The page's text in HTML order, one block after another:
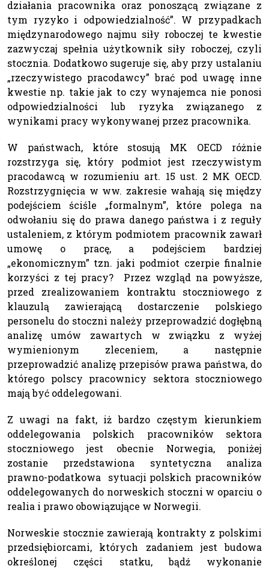
działania pracownika oraz ponoszącą związane z
tym ryzyko i odpowiedzialność”. W przypadkach
międzynarodowego najmu siły roboczej te kwestie
zazwyczaj spełnia użytkownik siły roboczej, czyli
stocznia. Dodatkowo sugeruje się, aby przy ustalaniu
„rzeczywistego pracodawcy” brać pod uwagę inne
kwestie np. takie jak to czy wynajemca nie ponosi
odpowiedzialności lub ryzyka związanego z
wynikami pracy wykonywanej przez pracownika.
W państwach, które stosują MK OECD różnie
rozstrzyga się, który podmiot jest rzeczywistym
pracodawcą w rozumieniu art. 15 ust. 2 MK OECD.
Rozstrzygnięcia w ww. zakresie wahają się między
podejściem ściśle „formalnym”, które polega na
odwołaniu się do prawa danego państwa i z reguły
ustaleniem, z którym podmiotem pracownik zawarł
umowę o pracę, a podejściem bardziej
„ekonomicznym” tzn. jaki podmiot czerpie finalnie
korzyści z tej pracy? Przez wzgląd na powyższe,
przed zrealizowaniem kontraktu stoczniowego z
klauzulą zawierającą dostarczenie polskiego
personelu do stoczni należy przeprowadzić dogłębną
analizę umów zawartych w związku z wyżej
wymienionym zleceniem, a następnie
przeprowadzić analizę przepisów prawa państwa, do
którego polscy pracownicy sektora stoczniowego
mają być oddelegowani.
Z uwagi na fakt, iż bardzo częstym kierunkiem
oddelegowania polskich pracowników sektora
stoczniowego jest obecnie Norwegia, poniżej
zostanie przedstawiona syntetyczna analiza
prawno-podatkowa sytuacji polskich pracowników
oddelegowanych do norweskich stoczni w oparciu o
realia i prawo obowiązujące w Norwegii.
Norweskie stocznie zawierają kontrakty z polskimi
przedsiębiorcami, których zadaniem jest budowa
określonej części statku, bądź wykonanie